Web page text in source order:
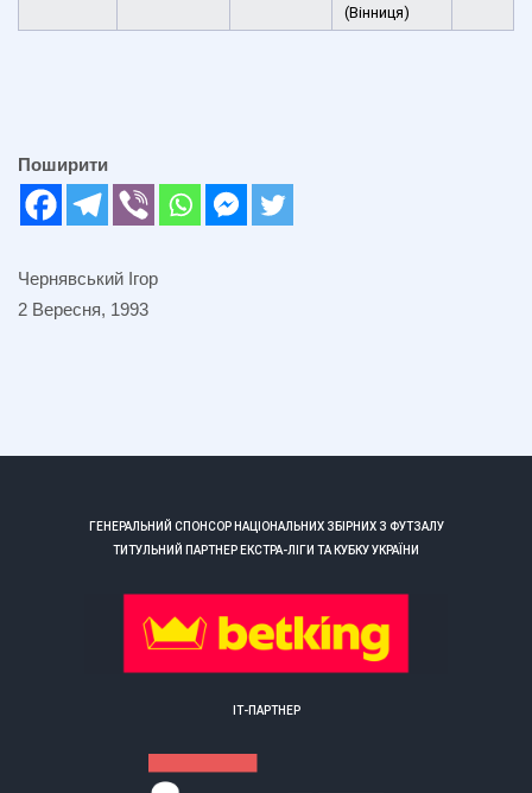
(Вінниця)
Поширити
Чернявський Ігор
2 Вересня, 1993
ГЕНЕРАЛЬНИЙ СПОНСОР НАЦІОНАЛЬНИХ ЗБІРНИХ З ФУТЗАЛУ
ТИТУЛЬНИЙ ПАРТНЕР ЕКСТРА-ЛІГИ ТА КУБКУ УКРАЇНИ
ІТ-ПАРТНЕР